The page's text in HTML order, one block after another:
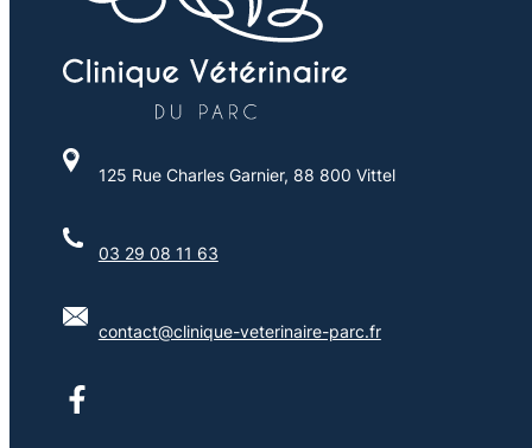
125 Rue Charles Garnier, 88 800 Vittel
03 29 08 11 63
contact@clinique-veterinaire-parc.fr